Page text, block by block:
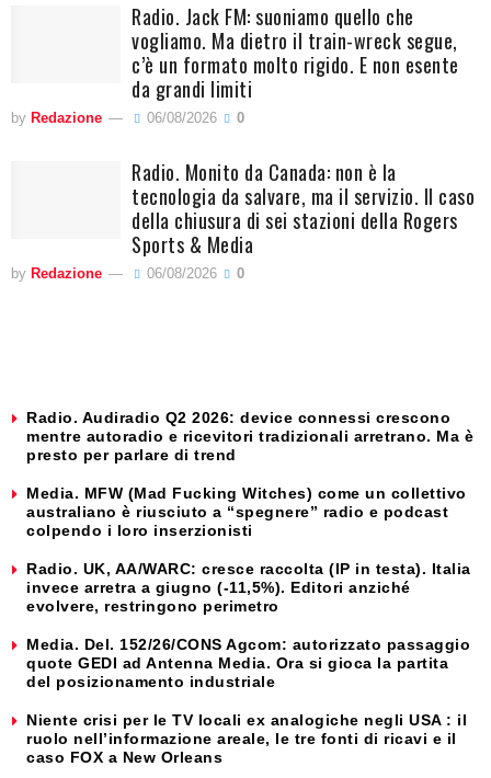
Radio. Jack FM: suoniamo quello che
vogliamo. Ma dietro il train-wreck segue,
c’è un formato molto rigido. E non esente
da grandi limiti
by Redazione 06/08/2026 0
Radio. Monito da Canada: non è la
tecnologia da salvare, ma il servizio. Il caso
della chiusura di sei stazioni della Rogers
Sports & Media
by Redazione 06/08/2026 0
Radio. Audiradio Q2 2026: device connessi crescono
mentre autoradio e ricevitori tradizionali arretrano. Ma è
presto per parlare di trend
Media. MFW (Mad Fucking Witches) come un collettivo
australiano è riusciuto a “spegnere” radio e podcast
colpendo i loro inserzionisti
Radio. UK, AA/WARC: cresce raccolta (IP in testa). Italia
invece arretra a giugno (-11,5%). Editori anziché
evolvere, restringono perimetro
Media. Del. 152/26/CONS Agcom: autorizzato passaggio
quote GEDI ad Antenna Media. Ora si gioca la partita
del posizionamento industriale
Niente crisi per le TV locali ex analogiche negli USA : il
ruolo nell’informazione areale, le tre fonti di ricavi e il
caso FOX a New Orleans